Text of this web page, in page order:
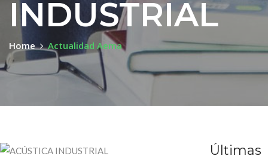
INDUSTRIAL
Home Actualidad Aema
Últimas